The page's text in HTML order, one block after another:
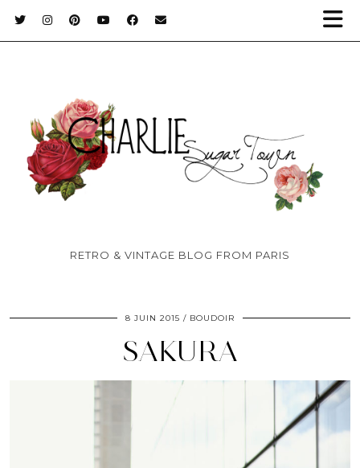
RETRO & VINTAGE BLOG FROM PARIS
8 JUIN 2015 BOUDOIR
SAKURA